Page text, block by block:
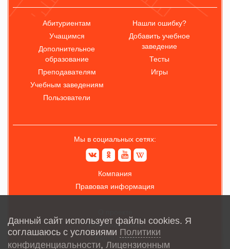
Абитуриентам
Учащимся
Дополнительное
образование
Преподавателям
Учебным заведениям
Пользователи
Нашли ошибку?
Добавить учебное
заведение
Тесты
Игры
Мы в социальных сетях:
Компания
Правовая информация
Обратная связь
Карта сайта
Данный сайт использует файлы cookies. Я
соглашаюсь с условиями Политики
конфиденциальности, Лицензионным